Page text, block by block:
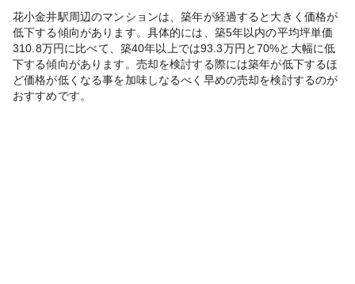
花小金井駅周辺のマンションは、築年が経過すると大きく価格が
低下する傾向があります。具体的には、築5年以内の平均坪単価
310.8万円に比べて、築40年以上では93.3万円と70%と大幅に低
下する傾向があります。売却を検討する際には築年が低下するほ
ど価格が低くなる事を加味しなるべく早めの売却を検討するのが
おすすめです。